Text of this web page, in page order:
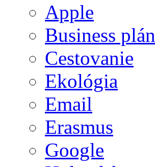
Apple
Business plán
Cestovanie
Ekológia
Email
Erasmus
Google